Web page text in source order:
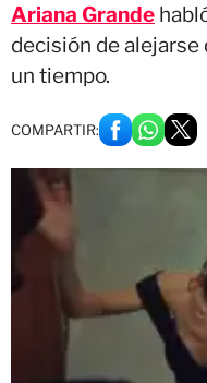
Ariana Grande
decisión de
un tiempo.
COMPARTIR: